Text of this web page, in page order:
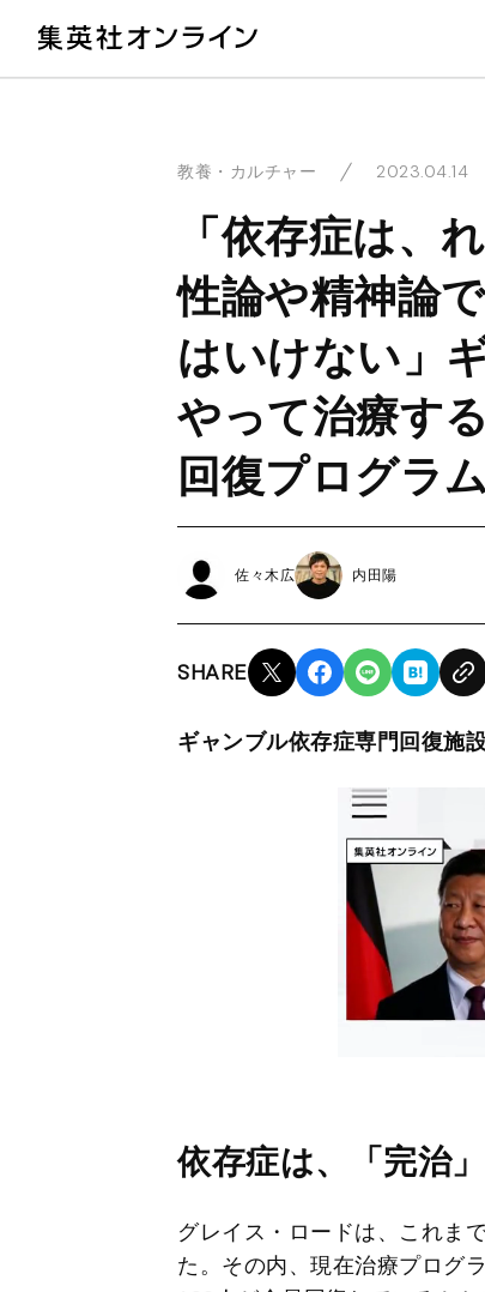
教養・カルチャー 2023.04.14
「依存症は、
性論や精神論
はいけない」
やって治療す
回復プログラ
佐々木広 内田陽
SHARE
ギャンブル依存症専門回復施
依存症は、「完治
グレイス・ロードは、これま
た。その内、現在治療プログ